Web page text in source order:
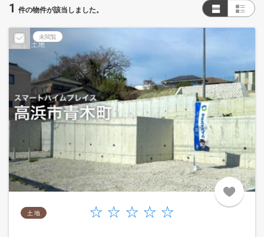
1 件の物件が該当しました。
未閲覧
土 地